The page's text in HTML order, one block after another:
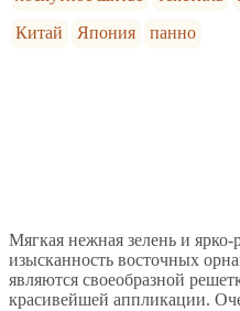
Китай
Япония панно
Мягкая нежная зелень и
изысканность восточных
являются своеобразной
красивейшей аппликации.